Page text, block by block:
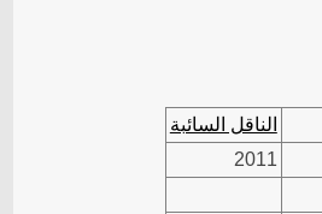
الناقل السائبة
2011